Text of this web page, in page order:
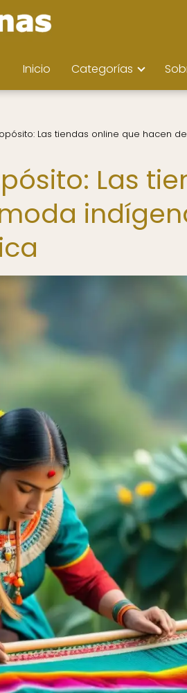
Inicio Categorías
Las tiendas online que hacen
Las